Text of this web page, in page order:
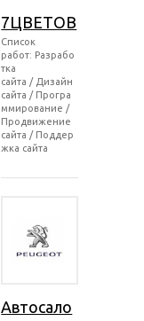
7ЦВЕТОВ
Список
работ: Разрабо
тка
сайта / Дизайн
сайта / Програ
ммирование /
Продвижение
сайта / Поддер
жка сайта
Автосало